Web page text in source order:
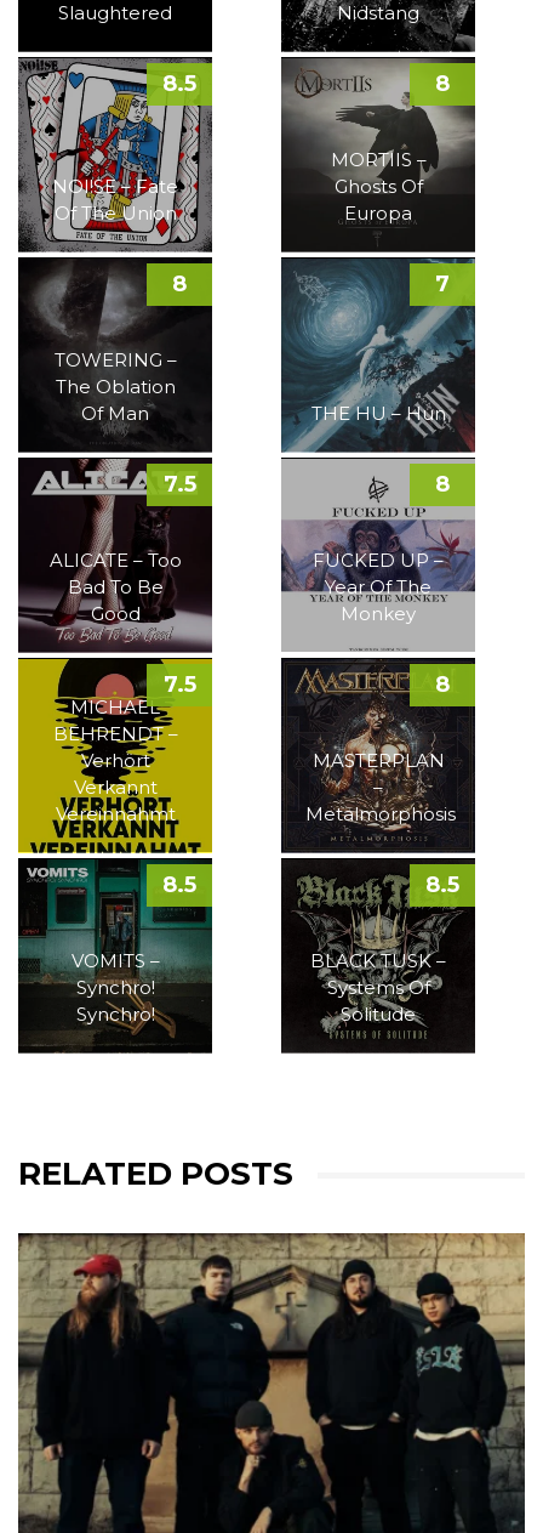
Slaughtered
Nidstang
NOI!SE – Fate
Of The Union
8.5
MORTIIS –
Ghosts Of
Europa
8
TOWERING –
The Oblation
Of Man
8
THE HU – Hun
7
ALICATE – Too
Bad To Be
Good
7.5
FUCKED UP –
Year Of The
Monkey
8
MICHAEL
BEHRENDT –
Verhört
Verkannt
Vereinnahmt
7.5
MASTERPLAN
–
Metalmorphosis
8
VOMITS –
Synchro!
Synchro!
8.5
BLACK TUSK –
Systems Of
Solitude
8.5
RELATED POSTS